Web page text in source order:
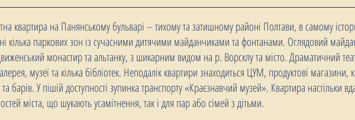
квартира на Панянському бульварі – тихому та затишному районі Полтави, в самому
кілька паркових зон із сучасними дитячими майданчиками та фонтанами. Оглядовий
монастир та альтанку, з шикарним видом на р. Ворсклу та місто. Драматичний
музеї та кілька бібліотек. Неподалік квартири знаходиться ЦУМ, продуктові магазини,
та барів. У пішій доступності зупинка транспорту «Краєзнавчий музей». Квартира настільки
міста, що шукають усамітнення, так і для пар або сімей з дітьми.